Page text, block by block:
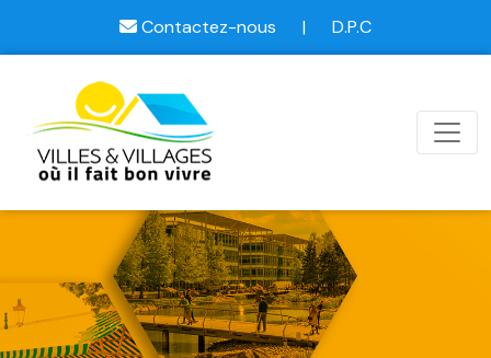
Contactez-nous | D.P.C